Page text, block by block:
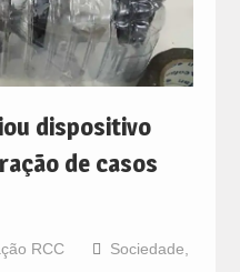
dispositivo
de casos
RCC Sociedade